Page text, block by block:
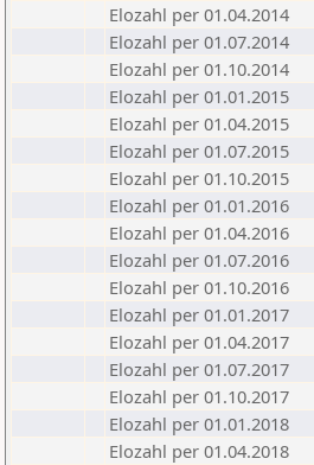
Elozahl per 01.04.2014
Elozahl per 01.07.2014
Elozahl per 01.10.2014
Elozahl per 01.01.2015
Elozahl per 01.04.2015
Elozahl per 01.07.2015
Elozahl per 01.10.2015
Elozahl per 01.01.2016
Elozahl per 01.04.2016
Elozahl per 01.07.2016
Elozahl per 01.10.2016
Elozahl per 01.01.2017
Elozahl per 01.04.2017
Elozahl per 01.07.2017
Elozahl per 01.10.2017
Elozahl per 01.01.2018
Elozahl per 01.04.2018